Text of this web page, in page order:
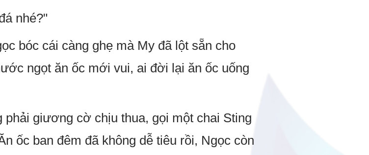
nhé?"
bóc cái càng ghẹ mà My đã lột sẵn cho
ngọt ăn ốc mới vui, ai đời lại ăn ốc uống
giương cờ chịu thua, gọi một chai Sting
ốc ban đêm đã không dễ tiêu rồi, Ngọc còn